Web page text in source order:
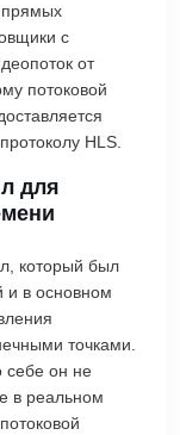
прямых
с
от
потоковой
HLS.
для
который был
и в основном
точками.
себе он не
в реальном